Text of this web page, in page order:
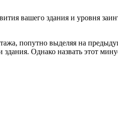
вашего здания и уровня
попутно выделяя на
Однако назвать этот